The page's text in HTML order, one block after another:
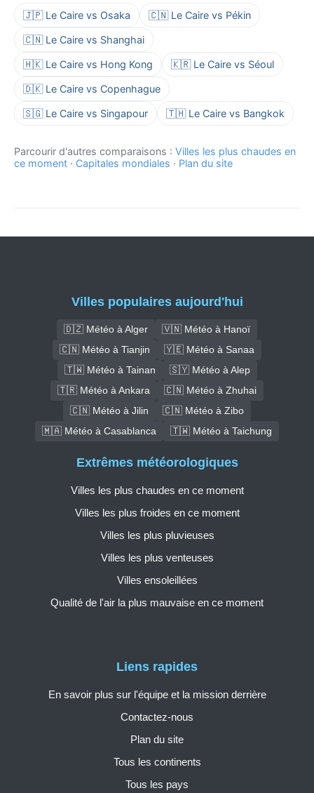
🇯🇵 Le Caire vs Osaka 🇨🇳 Le Caire vs Pékin
🇨🇳 Le Caire vs Shanghai
🇭🇰 Le Caire vs Hong Kong 🇰🇷 Le Caire vs Séoul
🇩🇰 Le Caire vs Copenhague
🇸🇬 Le Caire vs Singapour 🇹🇭 Le Caire vs Bangkok
Parcourir d'autres comparaisons : Villes les plus chaudes en
ce moment · Capitales mondiales · Plan du site
Villes populaires aujourd'hui
🇩🇿 Météo à Alger
🇻🇳 Météo à Hanoï
🇨🇳 Météo à Tianjin
🇾🇪 Météo à Sanaa
🇹🇼 Météo à Tainan
🇸🇾 Météo à Alep
🇹🇷 Météo à Ankara
🇨🇳 Météo à Zhuhai
🇨🇳 Météo à Jilin
🇨🇳 Météo à Zibo
🇲🇦 Météo à Casablanca
🇹🇼 Météo à Taichung
Liens rapides
En savoir plus sur l'équipe et la mission derrière
Contactez-nous
Plan du site
Tous les continents
Tous les pays
Extrêmes météorologiques
Villes les plus chaudes en ce moment
Villes les plus froides en ce moment
Villes les plus pluvieuses
Villes les plus venteuses
Villes ensoleillées
Qualité de l'air la plus mauvaise en ce moment